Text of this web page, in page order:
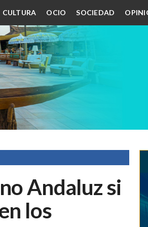
CULTURA OCIO SOCIEDAD
Andaluz si
los